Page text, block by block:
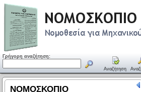
Γρήγορη αναζήτηση:
Αναζήτηση